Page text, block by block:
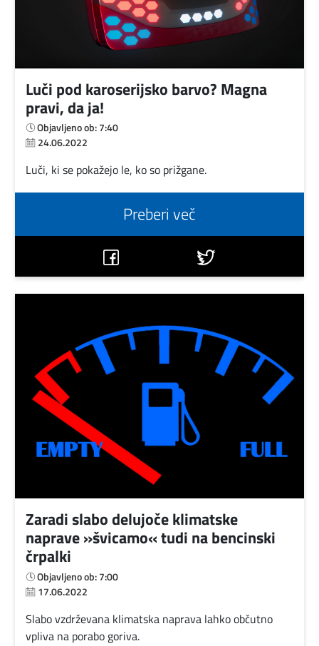
Luči pod karoserijsko barvo? Magna
pravi, da ja!
24.06.2022
Objavljeno ob: 7:40
Luči, ki se pokažejo le, ko so prižgane.
Preberi več
Zaradi slabo delujoče klimatske
naprave »švicamo« tudi na bencinski
črpalki
17.06.2022
Objavljeno ob: 7:00
Slabo vzdrževana klimatska naprava lahko občutno
vpliva na porabo goriva.